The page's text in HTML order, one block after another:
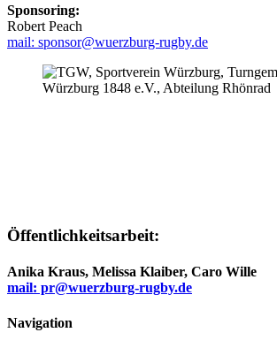
Sponsoring:
Robert Peach
mail: sponsor@wuerzburg-rugby.de
Öffentlichkeitsarbeit:
Anika Kraus, Melissa Klaiber, Caro Wille
mail: pr@wuerzburg-rugby.de
Navigation